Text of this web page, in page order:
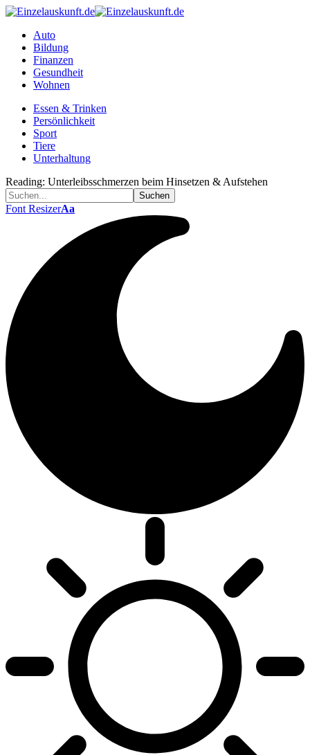
Auto
Bildung
Finanzen
Gesundheit
Wohnen
Essen & Trinken
Persönlichkeit
Sport
Tiere
Unterhaltung
Reading: Unterleibsschmerzen beim Hinsetzen & Aufstehen
Font ResizerAa